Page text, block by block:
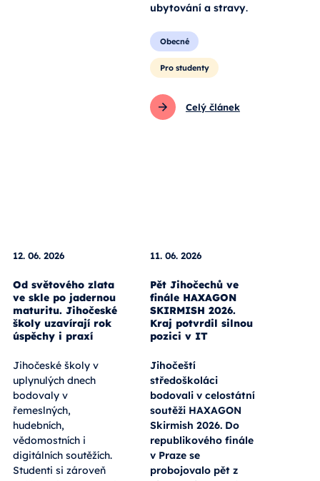
ubytování a stravy.
Obecné
Pro studenty
Celý článek
12. 06. 2026
Od světového zlata
ve skle po jadernou
maturitu. Jihočeské
školy uzavírají rok
úspěchy i praxí
Jihočeské školy v
uplynulých dnech
bodovaly v
řemeslných,
hudebních,
vědomostních i
digitálních soutěžích.
Studenti si zároveň
11. 06. 2026
Pět Jihočechů ve
finále HAXAGON
SKIRMISH 2026.
Kraj potvrdil silnou
pozici v IT
Jihočeští
středoškoláci
bodovali v celostátní
soutěži HAXAGON
Skirmish 2026. Do
republikového finále
v Praze se
probojovalo pět z